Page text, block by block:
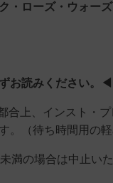
・ローズ・ウォー
お読みください。◀
合上、インスト・
。（待ち時間用の
満の場合は中止い